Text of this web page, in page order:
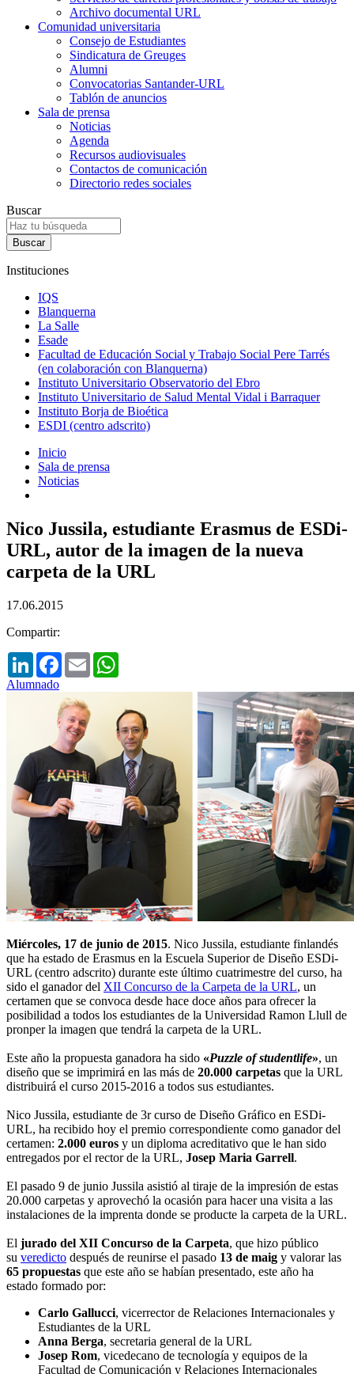
Archivo documental URL
Comunidad universitaria
Consejo de Estudiantes
Sindicatura de Greuges
Alumni
Convocatorias Santander-URL
Tablón de anuncios
Sala de prensa
Noticias
Agenda
Recursos audiovisuales
Contactos de comunicación
Directorio redes sociales
Buscar
Instituciones
IQS
Blanquerna
La Salle
Esade
Facultad de Educación Social y Trabajo Social Pere Tarrés
(en colaboración con Blanquerna)
Instituto Universitario Observatorio del Ebro
Instituto Universitario de Salud Mental Vidal i Barraquer
Instituto Borja de Bioética
ESDI (centro adscrito)
Inicio
Sala de prensa
Noticias
Nico Jussila, estudiante Erasmus de ESDi-
URL, autor de la imagen de la nueva
carpeta de la URL
17.06.2015
Compartir:
LinkedInFacebook
Email
Alumnado
Miércoles, 17 de junio de 2015. Nico Jussila, estudiante finlandés
que ha estado de Erasmus en la Escuela Superior de Diseño ESDi-
URL (centro adscrito) durante este último cuatrimestre del curso, ha
sido el ganador del XII Concurso de la Carpeta de la URL, un
certamen que se convoca desde hace doce años para ofrecer la
posibilidad a todos los estudiantes de la Universidad Ramon Llull de
pronper la imagen que tendrá la carpeta de la URL.
Este año la propuesta ganadora ha sido «Puzzle of studentlife», un
diseño que se imprimirá en las más de 20.000 carpetas que la URL
distribuirá el curso 2015-2016 a todos sus estudiantes.
Nico Jussila, estudiante de 3r curso de Diseño Gráfico en ESDi-
URL, ha recibido hoy el premio correspondiente como ganador del
certamen: 2.000 euros y un diploma acreditativo que le han sido
entregados por el rector de la URL, Josep Maria Garrell.
El pasado 9 de junio Jussila asistió al tiraje de la impresión de estas
20.000 carpetas y aprovechó la ocasión para hacer una visita a las
instalaciones de la imprenta donde se producte la carpeta de la URL.
El jurado del XII Concurso de la Carpeta, que hizo público
su veredicto después de reunirse el pasado 13 de maig y valorar las
65 propuestas que este año se habían presentado, este año ha
estado formado por:
Carlo Gallucci, vicerrector de Relaciones Internacionales y
Estudiantes de la URL
Anna Berga, secretaria general de la URL
Josep Rom, vicedecano de tecnología y equipos de la
Facultad de Comunicación y Relaciones Internacionales